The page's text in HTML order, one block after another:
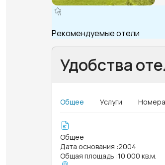
Рекомендуемые отели
Удобства
Общее Услуги Номера
Общее
Дата основания :2004
Общая площадь :10 000 кв.м.